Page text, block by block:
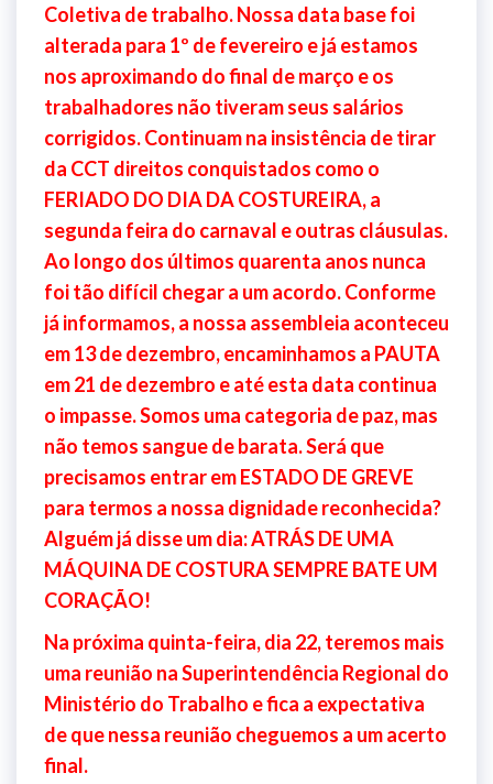
Coletiva de trabalho. Nossa data base foi
alterada para 1º de fevereiro e já estamos
nos aproximando do final de março e os
trabalhadores não tiveram seus salários
corrigidos. Continuam na insistência de tirar
da CCT direitos conquistados como o
FERIADO DO DIA DA COSTUREIRA, a
segunda feira do carnaval e outras cláusulas.
Ao longo dos últimos quarenta anos nunca
foi tão difícil chegar a um acordo. Conforme
já informamos, a nossa assembleia aconteceu
em 13 de dezembro, encaminhamos a PAUTA
em 21 de dezembro e até esta data continua
o impasse. Somos uma categoria de paz, mas
não temos sangue de barata. Será que
precisamos entrar em ESTADO DE GREVE
para termos a nossa dignidade reconhecida?
Alguém já disse um dia: ATRÁS DE UMA
MÁQUINA DE COSTURA SEMPRE BATE UM
CORAÇÃO!
Na próxima quinta-feira, dia 22, teremos mais
uma reunião na Superintendência Regional do
Ministério do Trabalho e fica a expectativa
de que nessa reunião cheguemos a um acerto
final.